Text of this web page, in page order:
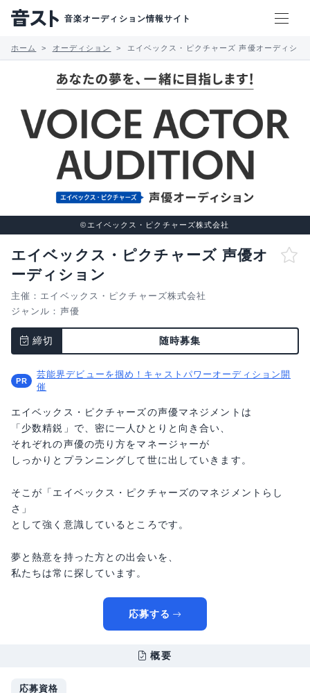
音楽オーディション情報サイト
ホーム オーディション エイベックス・ピクチャーズ 声優オーディショ
©エイベックス・ピクチャーズ株式会社
エイベックス・ピクチャーズ 声優オ
ーディション
主催：エイベックス・ピクチャーズ株式会社
ジャンル： 声優
締切 随時募集
芸能界デビューを掴め！キャストパワーオーディション開
催
エイベックス・ピクチャーズの声優マネジメントは
「少数精鋭」で、密に一人ひとりと向き合い、
それぞれの声優の売り方をマネージャーが
しっかりとプランニングして世に出していきます。
そこが「エイベックス・ピクチャーズのマネジメントらし
さ」
として強く意識しているところです。
夢と熱意を持った方との出会いを、
私たちは常に探しています。
応募する
概要
応募資格